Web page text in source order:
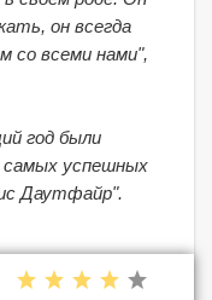
он всегда
со всеми нами",
год были
самых успешных
Даутфайр".